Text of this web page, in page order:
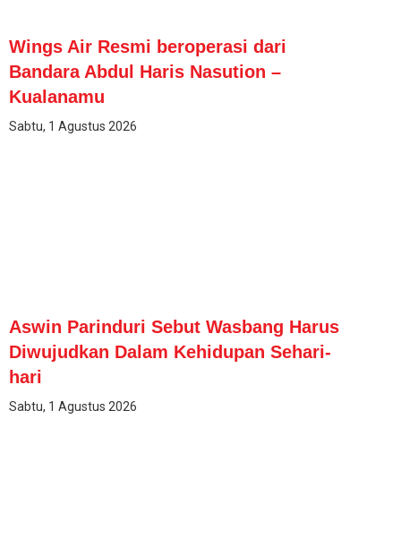
Wings Air Resmi beroperasi dari
Bandara Abdul Haris Nasution –
Kualanamu
Sabtu, 1 Agustus 2026
Aswin Parinduri Sebut Wasbang Harus
Diwujudkan Dalam Kehidupan Sehari-
hari
Sabtu, 1 Agustus 2026